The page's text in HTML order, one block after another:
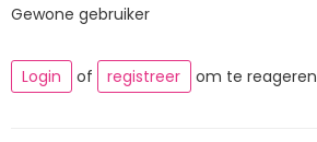
Gewone gebruiker
Login of registreer om te reageren